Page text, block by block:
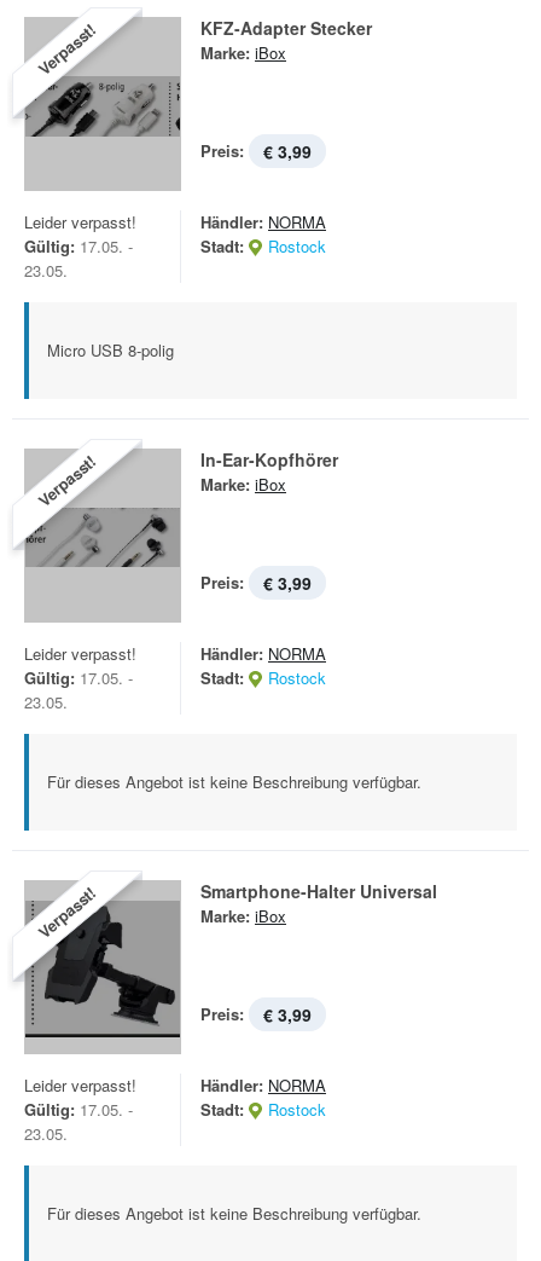
Verpasst! KFZ-Adapter Stecker
Marke: iBox
Preis: € 3,99
Leider verpasst!
Gültig: 17.05. -
23.05.
Händler: NORMA
Stadt:
Rostock
Micro USB 8-polig
Verpasst! In-Ear-Kopfhörer
Marke: iBox
Preis: € 3,99
Leider verpasst!
Gültig: 17.05. -
23.05.
Händler: NORMA
Stadt:
Rostock
Für dieses Angebot ist keine Beschreibung verfügbar.
Verpasst! Smartphone-Halter Universal
Marke: iBox
Preis: € 3,99
Leider verpasst!
Gültig: 17.05. -
23.05.
Händler: NORMA
Stadt:
Rostock
Für dieses Angebot ist keine Beschreibung verfügbar.